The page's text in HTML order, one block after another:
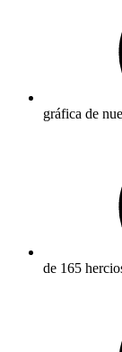
gráfica de
de 165